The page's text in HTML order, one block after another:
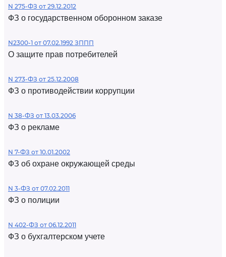
N 275-ФЗ от 29.12.2012
ФЗ о государственном оборонном заказе
N2300-1 от 07.02.1992 ЗППП
О защите прав потребителей
N 273-ФЗ от 25.12.2008
ФЗ о противодействии коррупции
N 38-ФЗ от 13.03.2006
ФЗ о рекламе
N 7-ФЗ от 10.01.2002
ФЗ об охране окружающей среды
N 3-ФЗ от 07.02.2011
ФЗ о полиции
N 402-ФЗ от 06.12.2011
ФЗ о бухгалтерском учете